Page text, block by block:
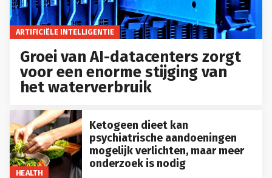
ARTIFICIËLE INTELLIGENTIE
Groei van AI-datacenters zorgt
voor een enorme stijging van
het waterverbruik
HEALTH
Ketogeen dieet kan
psychiatrische aandoeningen
mogelijk verlichten, maar meer
onderzoek is nodig